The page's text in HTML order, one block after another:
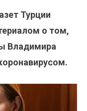
Турции
о том,
Владимира